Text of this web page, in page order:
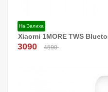
На Залиха
Xiaomi 1MORE TWS
3090 4590